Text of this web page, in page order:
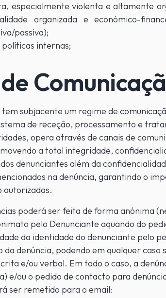
especialmente violenta e altamente
organizada e económico-
passiva);
internas;
subjacente um regime de
de receção, processamento e
opera através de canais de
a total integridade,
denunciantes além da
na denúncia, garantindo o
autorizadas.
poderá ser feita de forma anónima
pelo Denunciante aquando do
da identidade do denunciante pelo
denúncia, podendo em qualquer caso
e/ou verbal. Em todo o caso, a
e/ou o pedido de contacto para
ser remetido para o email: